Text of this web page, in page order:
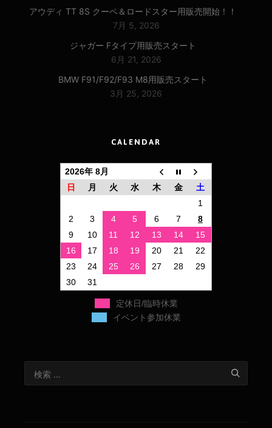
アウディ TT 8S クーペ＆ロードスター用販売開始！！
7月 5, 2026
ジャガー Fタイプ用販売スタート
6月 21, 2026
BMW F91/F92/F93 M8用販売スタート
3月 25, 2026
CALENDAR
2026年 8月
日
月 火 水 木 金
土
1
2
3 4 5 6 7
8
9
10 11 12 13 14
15
16
17 18 19 20 21
22
23
24 25 26 27 28
29
30
31
定休日/臨時休業
イベント参加休業